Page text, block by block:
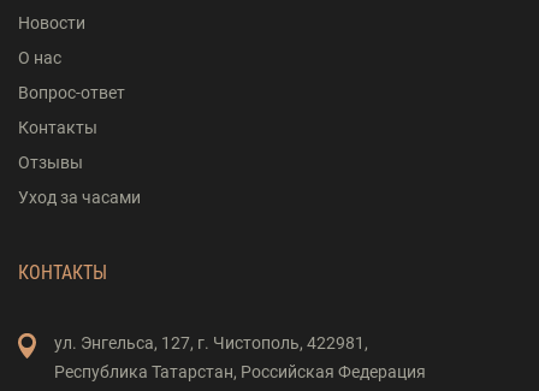
Новости
О нас
Вопрос-ответ
Контакты
Отзывы
Уход за часами
КОНТАКТЫ
ул. Энгельса, 127, г. Чистополь, 422981,
Республика Татарстан, Российская Федерация